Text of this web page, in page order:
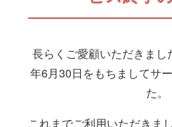
長らくご愛顧いただきま
年6月30日をもちましてサ
た。
これまでご利用いただきま